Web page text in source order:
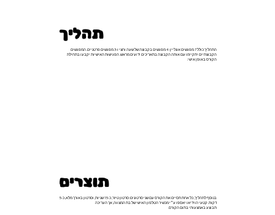
התהליך כולל 7 מפגשים אונליין: 4 מפגשים בקבוצה של שעה וחצי ו-3 מפגשים פרטניים. המפגשים
הקבוצתיים יתקיימו עם אותה הקבוצה בתאריכים ידועים מראש. הפגישות האישיות יקבעו בתחילת
הקורס באופן אישי.
תוצרים
בנוסף לתהליך, כל אחת תסיים את הקורס עם שני סרטונים: סרטון טיזר, כ-15 שניות, וסרטון באורך מלא, כ-5
דקות. קטעי הוידיאו יאספו ע״י מכשיר הטלפון האישי של בת המצווה, אך העריכה
תבוצע באמצעותי בתום הקורס.